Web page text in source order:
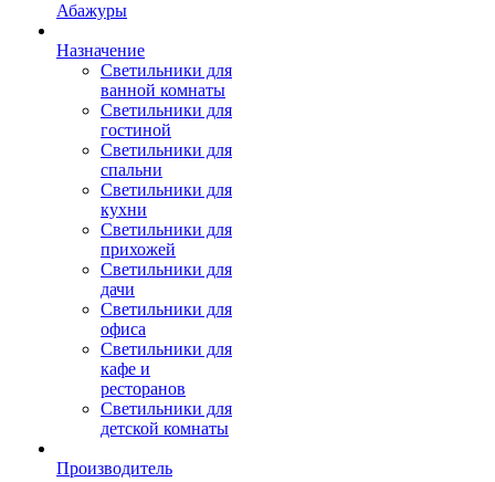
Абажуры
Назначение
Светильники для
ванной комнаты
Светильники для
гостиной
Светильники для
спальни
Светильники для
кухни
Светильники для
прихожей
Светильники для
дачи
Светильники для
офиса
Светильники для
кафе и
ресторанов
Светильники для
детской комнаты
Производитель